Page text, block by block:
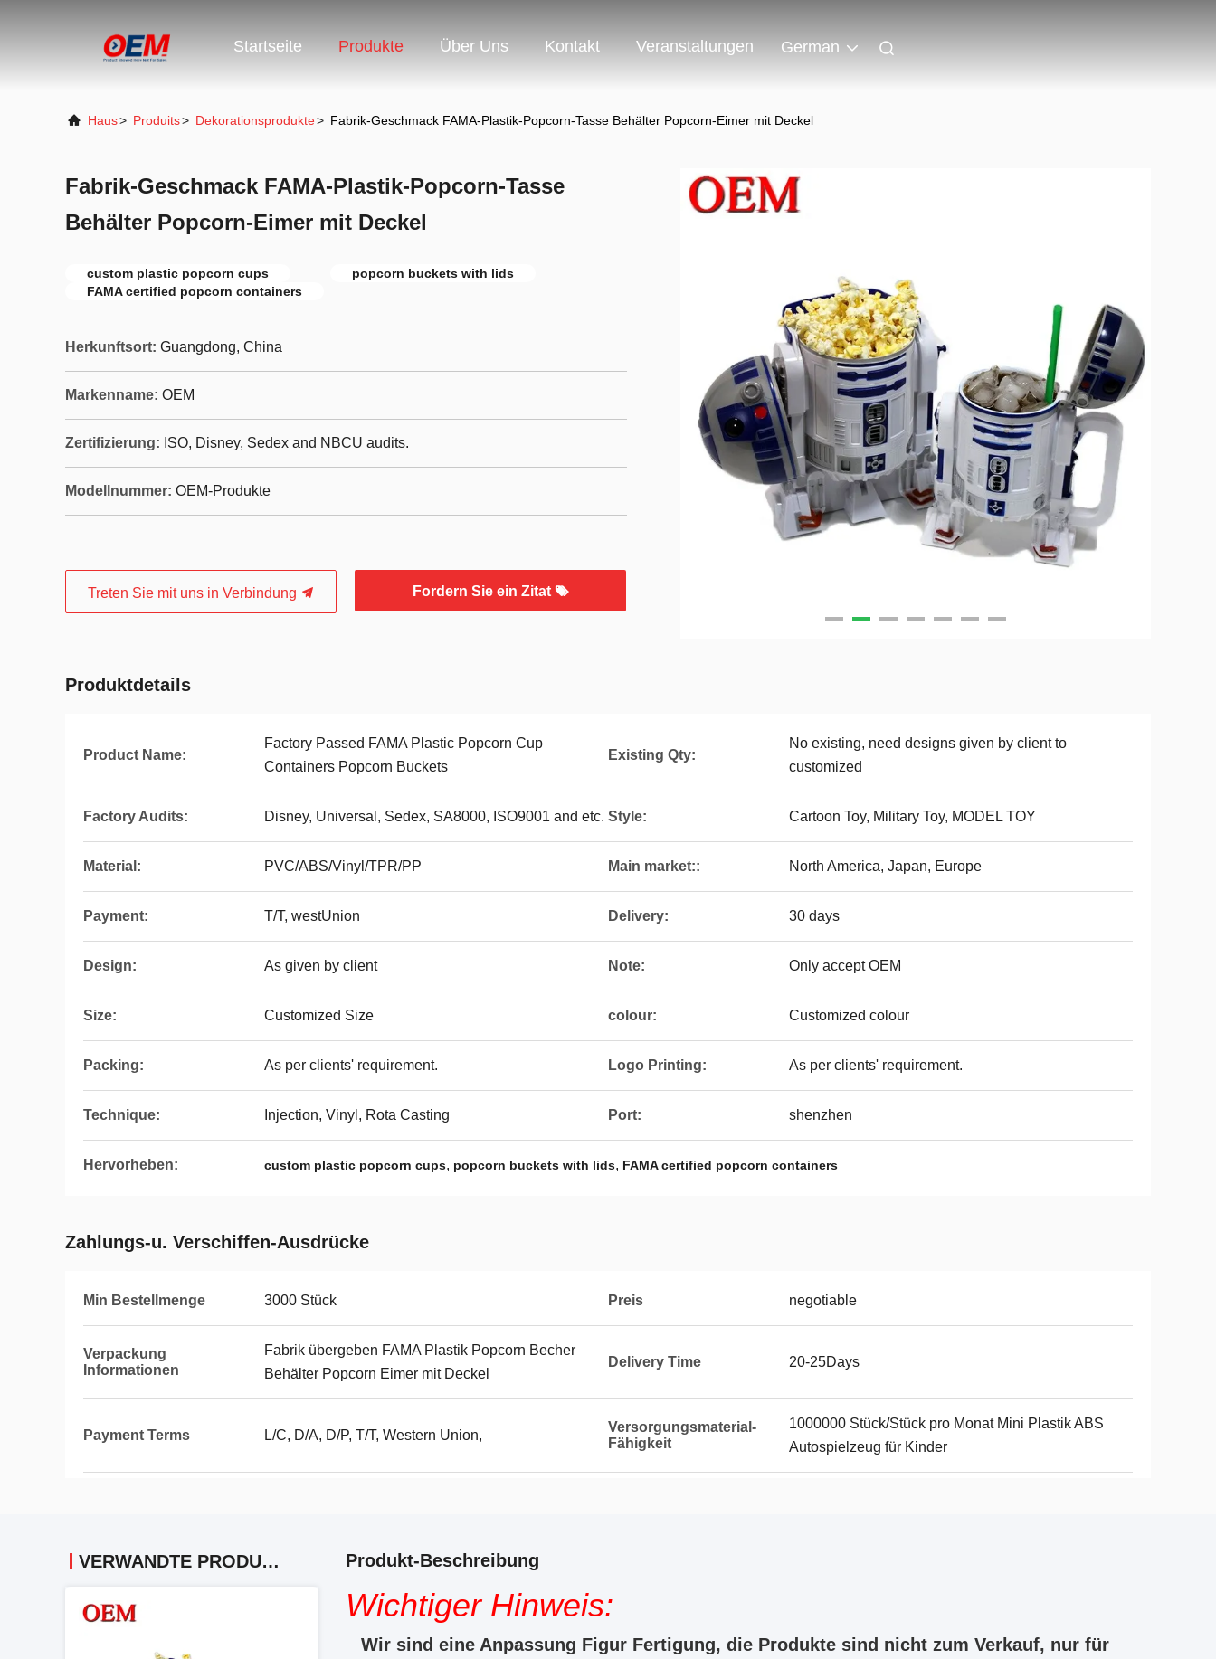
Startseite Produkte Über Uns Kontakt Veranstaltungen German
Haus> Produits> Dekorationsprodukte> Fabrik-Geschmack FAMA-Plastik-Popcorn-Tasse Behälter Popcorn-Eimer mit Deckel
Fabrik-Geschmack FAMA-Plastik-Popcorn-Tasse
Behälter Popcorn-Eimer mit Deckel
custom plastic popcorn cups
popcorn buckets with lids
FAMA certified popcorn containers
Herkunftsort: Guangdong, China
Markenname: OEM
Zertifizierung: ISO, Disney, Sedex and NBCU audits.
Modellnummer: OEM-Produkte
Treten Sie mit uns in Verbindung Fordern Sie ein Zitat
Produktdetails
Product Name:
Factory Passed FAMA Plastic Popcorn Cup
Containers Popcorn Buckets
Existing Qty:
No existing, need designs given by client to
customized
Factory Audits: Disney, Universal, Sedex, SA8000, ISO9001 and etc. Style: Cartoon Toy, Military Toy, MODEL TOY
Material: PVC/ABS/Vinyl/TPR/PP Main market:: North America, Japan, Europe
Payment: T/T, westUnion Delivery: 30 days
Design: As given by client Note: Only accept OEM
Size: Customized Size colour: Customized colour
Packing: As per clients' requirement. Logo Printing: As per clients' requirement.
Technique: Injection, Vinyl, Rota Casting Port: shenzhen
Hervorheben: custom plastic popcorn cups, popcorn buckets with lids, FAMA certified popcorn containers
Zahlungs-u. Verschiffen-Ausdrücke
Min Bestellmenge 3000 Stück Preis negotiable
Verpackung
Informationen
Fabrik übergeben FAMA Plastik Popcorn Becher
Behälter Popcorn Eimer mit Deckel
Delivery Time 20-25Days
Payment Terms L/C, D/A, D/P, T/T, Western Union,
Versorgungsmaterial-
Fähigkeit
1000000 Stück/Stück pro Monat Mini Plastik ABS
Autospielzeug für Kinder
VERWANDTE PRODUKTE Produkt-Beschreibung
Wichtiger Hinweis:
Wir sind eine Anpassung Figur Fertigung, die Produkte sind nicht zum Verkauf, nur für